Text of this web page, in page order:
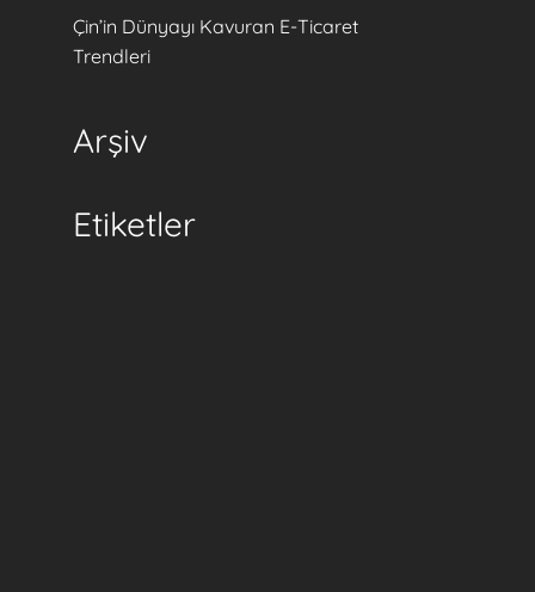
Çin’in Dünyayı Kavuran E-Ticaret
Trendleri
Arşiv
Etiketler